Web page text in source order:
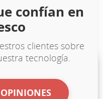
confían en
clientes sobre
tecnología.